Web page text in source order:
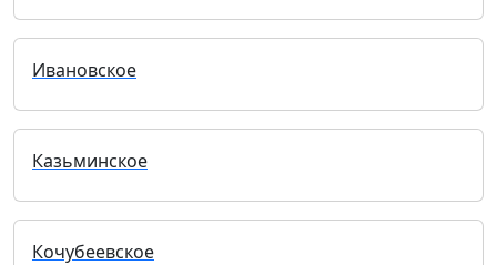
Ивановское
Казьминское
Кочубеевское